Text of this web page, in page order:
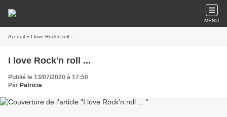
MENU
Accueil » I love Rock'n roll ...
I love Rock'n roll ...
Publié le 13/07/2020 à 17:50
Par Patricia